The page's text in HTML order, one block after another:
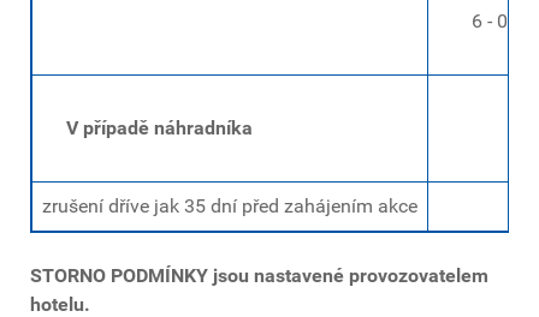
6 - 0 dní
V případě náhradníka
zrušení dříve jak 35 dní před zahájením akce
STORNO PODMÍNKY jsou nastavené provozovatelem
hotelu.